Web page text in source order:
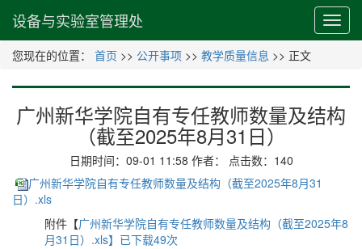
设备与实验室管理处
您现在的位置： 首页 >> 公开事项 >> 教学质量信息 >> 正文
广州新华学院自有专任教师数量及结构
（截至2025年8月31日）
日期时间：09-01 11:58 作者： 点击数： 140
广州新华学院自有专任教师数量及结构（截至2025年8月31
日）.xls
附件【广州新华学院自有专任教师数量及结构（截至2025年8
月31日）.xls】已下载49次